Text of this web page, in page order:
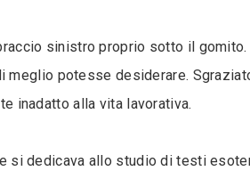
sinistro proprio sotto il
meglio potesse desiderare.
inadatto alla vita lavorativa.
si dedicava allo studio di testi